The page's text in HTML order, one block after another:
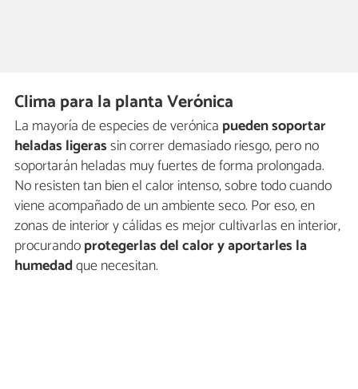
Clima para la planta Verónica
La mayoría de especies de verónica pueden soportar
heladas ligerassin correr demasiado riesgo, pero no
soportarán heladas muy fuertes de forma prolongada.
No resisten tan bien el calor intenso, sobre todo cuando
viene acompañado de un ambiente seco. Por eso, en
zonas de interior y cálidas es mejor cultivarlas en interior,
procurandoprotegerlas del calor y aportarles la
humedadque necesitan.